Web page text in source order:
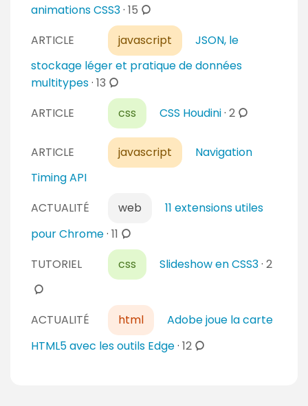
n
a
r
animations CSS3· 15 c
o
m
m
n
a
i
ARTICLE javascript
JSON, le
stockage léger et pratique de données
multitypes· 13 c
o
m
e
n
r
e
s
ARTICLE css CSS Houdini· 2 c
o
m
t
r
ARTICLE javascript
Navigation
Timing API
ACTUALITÉ
web
11 extensions utiles
pour Chrome· 11 c
o
m
m
e
n
t
a
TUTORIEL css Slideshow en CSS3· 2
e
ACTUALITÉ html
Adobe joue la carte
HTML5 avec les outils Edge· 12c